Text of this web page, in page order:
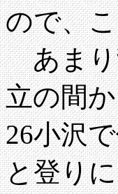
ので、
あまり
立の間
26小沢
と登り